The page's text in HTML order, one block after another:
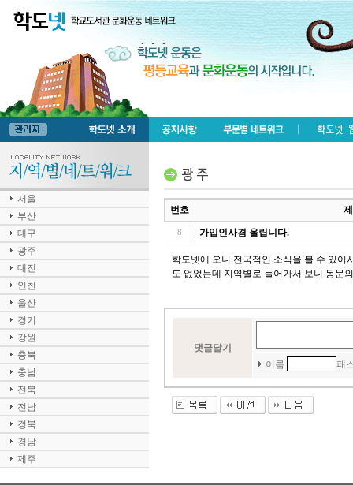
서울
부산
대구
광주
대전
인천
울산
경기
강원
충북
충남
전북
전남
경북
경남
제주
번호
8 가입인사겸 올립니다.
학도넷에 오니 전국적인 소식을 볼 수 있어
도 없었는데 지역별로 들어가서 보니 동문
댓글달기
이름
패